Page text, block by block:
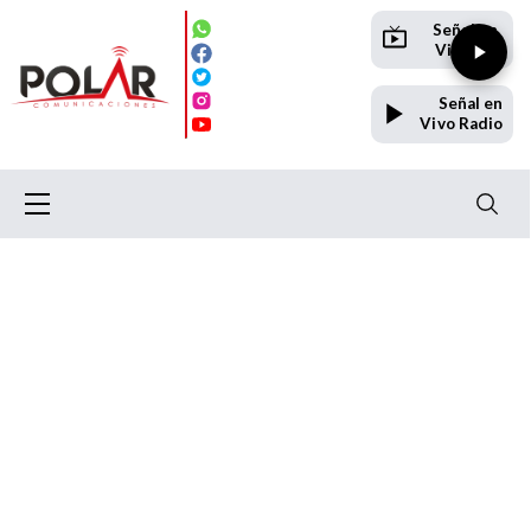
Señal en
Vivo TV
Señal en
Vivo Radio